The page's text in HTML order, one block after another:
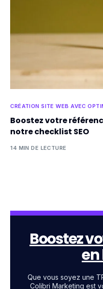
CRÉATION SITE WEB AVEC
Boostez votre
notre checklist SEO
14 MIN DE LECTURE
Boostez
en
Que vous soyez une
Colibri Marketing est